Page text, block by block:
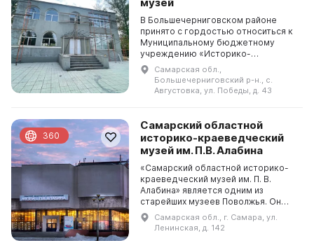
В Большечерниговском районе
принято с гордостью относиться к
Муниципальному бюджетному
учреждению «Историко-
краеведческому музею имени
Героя Социалистического Труда Н.
П. Попова», находящемуся в селе ...
Самарская обл.,
Большечерниговский р-н., с.
Августовка, ул. Победы, д. 43
Самарский областной
историко-краеведческий
музей им. П.В. Алабина
«Самарский областной историко-
краеведческий музей им. П. В.
Алабина» является одним из
старейших музеев Поволжья. Он
расположен в нескольких зданиях,
главным из которых является
бывший Самарский филиа...
Самарская обл., г. Самара, ул.
Ленинская, д. 142
360